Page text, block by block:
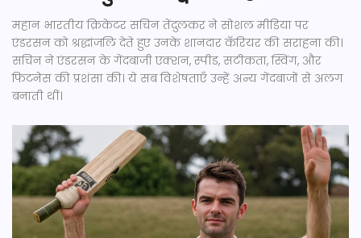
महान भारतीय क्रिकेटर सचिन तेंदुलकर ने सोशल मीडिया पर
एंडरसन को श्रद्धांजलि देते हुए उनके शानदार कॅरियर की सराहना की।
सचिन ने एंडरसन के गेंदबाजी एक्शन, स्पीड, सटीकता, स्विंग, और
फिटनेस की प्रशंसा की। ये सब विशेषताएँ उन्हें अन्य गेंदबाजों से अलग
बनाती थीं।